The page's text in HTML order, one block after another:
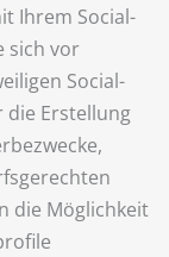
Ihrem Social-
sich vor
Social-
die Erstellung
die Möglichkeit